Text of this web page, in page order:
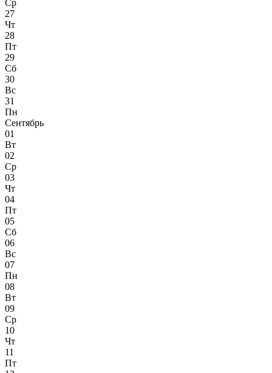
Ср
27
Чт
28
Пт
29
Сб
30
Вс
31
Пн
Сентябрь
01
Вт
02
Ср
03
Чт
04
Пт
05
Сб
06
Вс
07
Пн
08
Вт
09
Ср
10
Чт
11
Пт